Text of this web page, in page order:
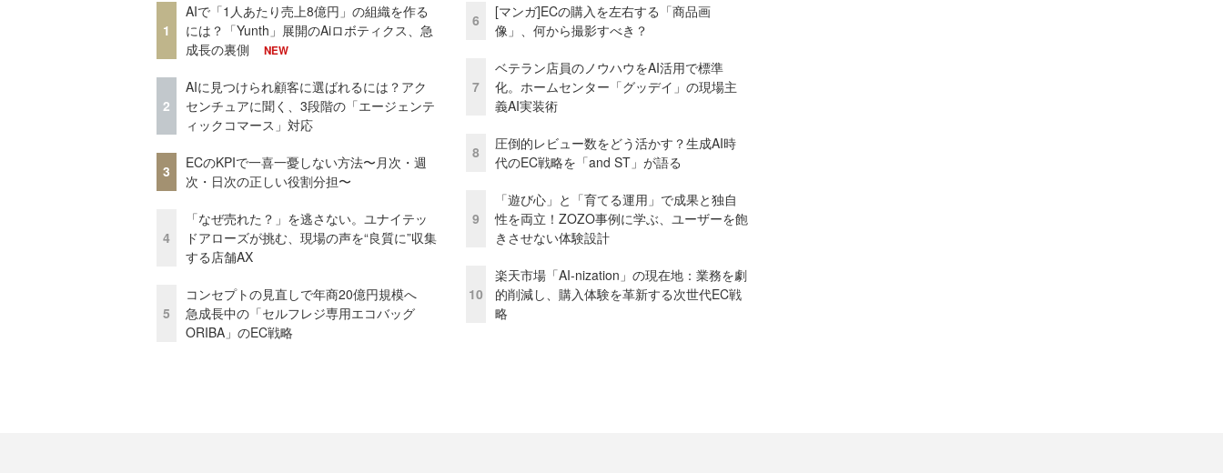
1
AIで「1人あたり売上8億円」の組織を作る
には？「Yunth」展開のAiロボティクス、急
成長の裏側
NEW
2
AIに見つけられ顧客に選ばれるには？アク
センチュアに聞く、3段階の「エージェンテ
ィックコマース」対応
3
ECのKPIで一喜一憂しない方法〜月次・週
次・日次の正しい役割分担〜
4
「なぜ売れた？」を逃さない。ユナイテッ
ドアローズが挑む、現場の声を“良質に”収集
する店舗AX
5
コンセプトの見直しで年商20億円規模へ
急成長中の「セルフレジ専用エコバッグ
ORIBA」のEC戦略
6
[マンガ]ECの購入を左右する「商品画
像」、何から撮影すべき？
7
ベテラン店員のノウハウをAI活用で標準
化。ホームセンター「グッデイ」の現場主
義AI実装術
8
圧倒的レビュー数をどう活かす？生成AI時
代のEC戦略を「and ST」が語る
9
「遊び心」と「育てる運用」で成果と独自
性を両立！ZOZO事例に学ぶ、ユーザーを飽
きさせない体験設計
10
楽天市場「AI-nization」の現在地：業務を劇
的削減し、購入体験を革新する次世代EC戦
略